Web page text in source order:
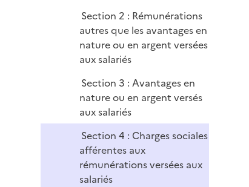
Section 2 : Rémunérations
autres que les avantages en
nature ou en argent versées
aux salariés
Section 3 : Avantages en
nature ou en argent versés
aux salariés
Section 4 : Charges sociales
afférentes aux
rémunérations versées aux
salariés